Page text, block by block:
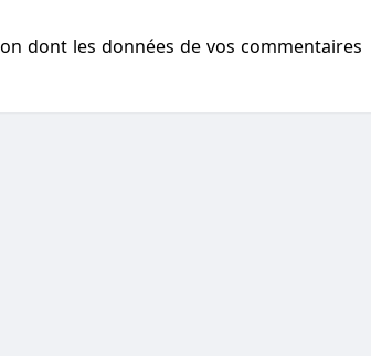
dont les données de vos commentaires